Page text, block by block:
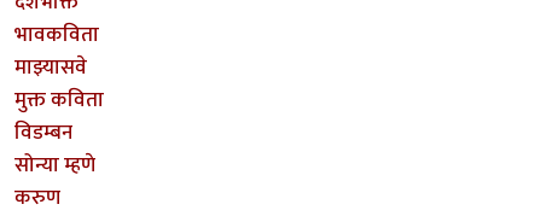
भावकविता
माझ्यासवे
मुक्त कविता
विडम्बन
सोन्या म्हणे
करुण